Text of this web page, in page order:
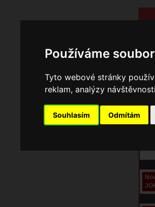
Používáme
Tyto webové stránky
reklam, analýzy
Souhlasím Odmítám